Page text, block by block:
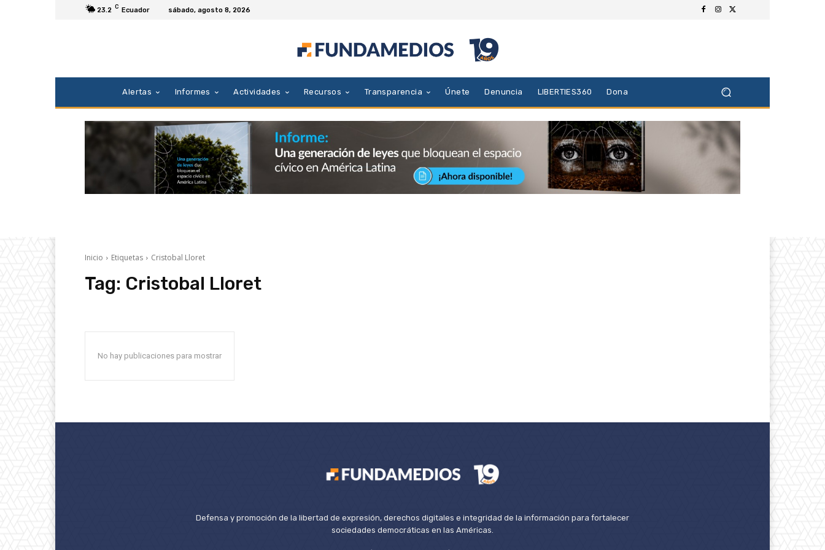
23.2 C Ecuador sábado, agosto 8, 2026
Alertas Informes Actividades Recursos Transparencia Únete Denuncia LIBERTIES360 Dona
Inicio Etiquetas Cristobal Lloret
Tag: Cristobal Lloret
No hay publicaciones para mostrar
Defensa y promoción de la libertad de expresión, derechos digitales e integridad de la información para fortalecer
sociedades democráticas en las Américas.